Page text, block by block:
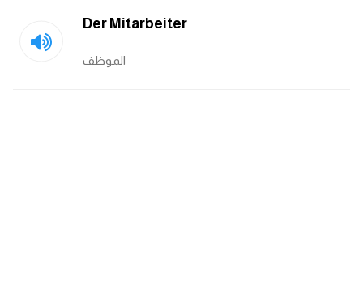
Der Mitarbeiter
الموظف